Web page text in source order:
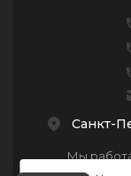
Санкт-
Мы